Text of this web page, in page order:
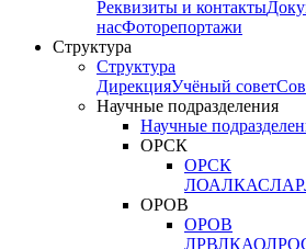
Реквизиты и контакты
насФоторепортажи
Структура
Структура
ДирекцияУчёный совет
Научные подразделения
Научные
ОРСК
ОРСК
ЛОАЛКАСЛАР
ОРОВ
ОРОВ
ЛРВЛКАО